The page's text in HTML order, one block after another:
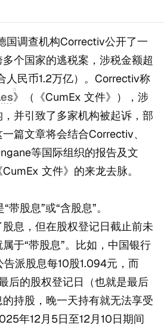
国调查机构Correctiv公开了一
个国家的逃税案，涉税金额超
人民币1.2万亿）。Correctiv称
》（《CumEx 文件》），涉
并引致了多家机构被起诉，部
篇文章将会结合Correctiv、
等国际组织的报告及文
文件》的来龙去脉。
股息”或“含股息”。
息，但在股权登记日截止前未
于“带股息”。比如，中国银行
派股息每10股1.094元，而
后的股权登记日（也就是最后
持股，晚一天持有就无法享受
年12月5日至12月10日期间